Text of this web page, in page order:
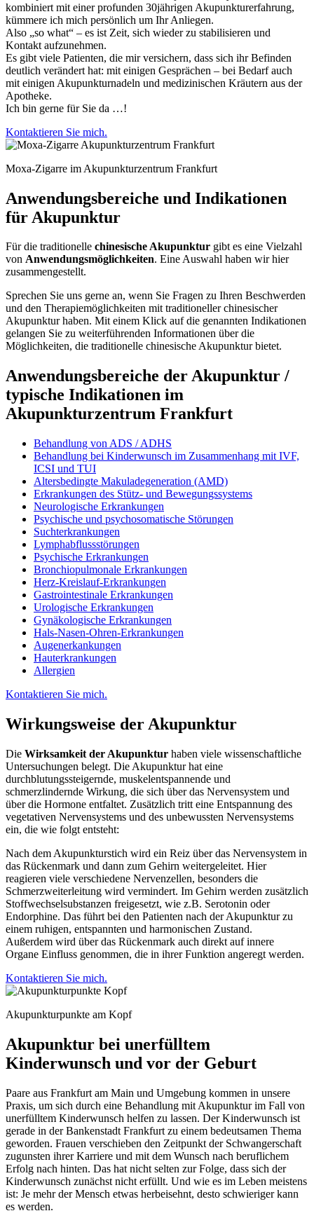
kombiniert mit einer profunden 30jährigen Akupunkturerfahrung,
kümmere ich mich persönlich um Ihr Anliegen.
Also „so what“ – es ist Zeit, sich wieder zu stabilisieren und
Kontakt aufzunehmen.
Es gibt viele Patienten, die mir versichern, dass sich ihr Befinden
deutlich verändert hat: mit einigen Gesprächen – bei Bedarf auch
mit einigen Akupunkturnadeln und medizinischen Kräutern aus der
Apotheke.
Ich bin gerne für Sie da …!
Kontaktieren Sie mich.
Moxa-Zigarre im Akupunkturzentrum Frankfurt
Anwendungsbereiche und Indikationen
für Akupunktur
Für die traditionelle chinesische Akupunktur gibt es eine Vielzahl
von Anwendungsmöglichkeiten. Eine Auswahl haben wir hier
zusammengestellt.
Sprechen Sie uns gerne an, wenn Sie Fragen zu Ihren Beschwerden
und den Therapiemöglichkeiten mit traditioneller chinesischer
Akupunktur haben. Mit einem Klick auf die genannten Indikationen
gelangen Sie zu weiterführenden Informationen über die
Möglichkeiten, die traditionelle chinesische Akupunktur bietet.
Anwendungsbereiche der Akupunktur /
typische Indikationen im
Akupunkturzentrum Frankfurt
Behandlung von ADS / ADHS
Behandlung bei Kinderwunsch im Zusammenhang mit IVF,
ICSI und TUI
Altersbedingte Makuladegeneration (AMD)
Erkrankungen des Stütz- und Bewegungssystems
Neurologische Erkrankungen
Psychische und psychosomatische Störungen
Suchterkrankungen
Lymphabflussstörungen
Psychische Erkrankungen
Bronchiopulmonale Erkrankungen
Herz-Kreislauf-Erkrankungen
Gastrointestinale Erkrankungen
Urologische Erkrankungen
Gynäkologische Erkrankungen
Hals-Nasen-Ohren-Erkrankungen
Augenerkankungen
Hauterkrankungen
Allergien
Kontaktieren Sie mich.
Wirkungsweise der Akupunktur
Die Wirksamkeit der Akupunktur haben viele wissenschaftliche
Untersuchungen belegt. Die Akupunktur hat eine
durchblutungssteigernde, muskelentspannende und
schmerzlindernde Wirkung, die sich über das Nervensystem und
über die Hormone entfaltet. Zusätzlich tritt eine Entspannung des
vegetativen Nervensystems und des unbewussten Nervensystems
ein, die wie folgt entsteht:
Nach dem Akupunkturstich wird ein Reiz über das Nervensystem in
das Rückenmark und dann zum Gehirn weitergeleitet. Hier
reagieren viele verschiedene Nervenzellen, besonders die
Schmerzweiterleitung wird vermindert. Im Gehirn werden zusätzlich
Stoffwechselsubstanzen freigesetzt, wie z.B. Serotonin oder
Endorphine. Das führt bei den Patienten nach der Akupunktur zu
einem ruhigen, entspannten und harmonischen Zustand.
Außerdem wird über das Rückenmark auch direkt auf innere
Organe Einfluss genommen, die in ihrer Funktion angeregt werden.
Kontaktieren Sie mich.
Akupunkturpunkte am Kopf
Akupunktur bei unerfülltem
Kinderwunsch und vor der Geburt
Paare aus Frankfurt am Main und Umgebung kommen in unsere
Praxis, um sich durch eine Behandlung mit Akupunktur im Fall von
unerfülltem Kinderwunsch helfen zu lassen. Der Kinderwunsch ist
gerade in der Bankenstadt Frankfurt zu einem bedeutsamen Thema
geworden. Frauen verschieben den Zeitpunkt der Schwangerschaft
zugunsten ihrer Karriere und mit dem Wunsch nach beruflichem
Erfolg nach hinten. Das hat nicht selten zur Folge, dass sich der
Kinderwunsch zunächst nicht erfüllt. Und wie es im Leben meistens
ist: Je mehr der Mensch etwas herbeisehnt, desto schwieriger kann
es werden.